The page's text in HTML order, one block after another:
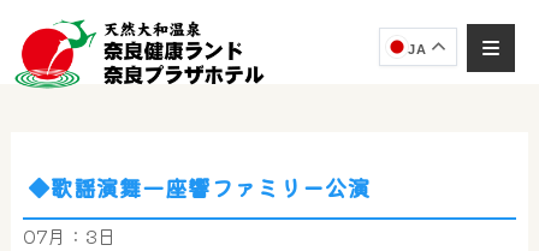
JA
◆歌謡演舞一座響ファミリー公演
07月：3日